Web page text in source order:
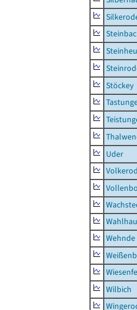
Stöckey
Uder
Wehnde
Wilbich